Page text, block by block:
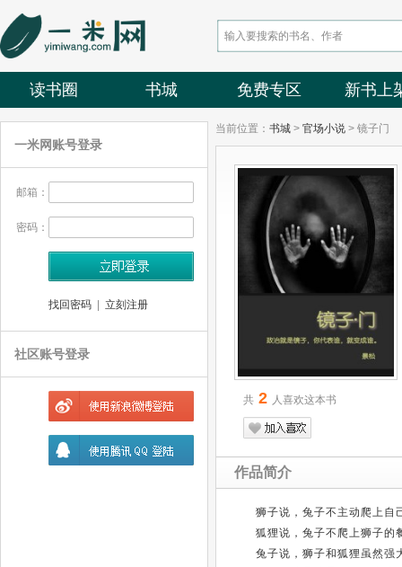
读书圈 书城 免费专区 新书上
一米网账号登录
邮箱：
密码：
找回密码 立刻注册
社区账号登录
当前位置： 书城 > 官场小说 > 镜子门
共 2 人喜欢这本书
作品简介
狮子说，兔子不主动爬上自
狐狸说，兔子不爬上狮子的
兔子说，狮子和狐狸虽然强